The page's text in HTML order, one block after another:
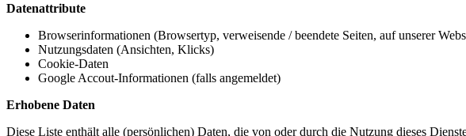
Datenattribute
Browserinformationen (Browsertyp, verweisende / beendete Seiten, auf unserer
Nutzungsdaten (Ansichten, Klicks)
Cookie-Daten
Google Accout-Informationen (falls angemeldet)
Erhobene Daten
Diese Liste enthält alle (persönlichen) Daten, die von oder durch die Nutzung dieses